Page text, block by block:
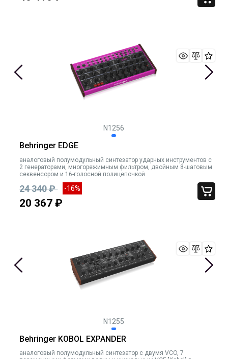
N1256
Behringer EDGE
аналоговый полумодульный синтезатор ударных инструментов с
2 генераторами, многорежимным фильтром, двойным 8-шаговым
секвенсором и 16-голосной полицепочкой
24 340 ₽ -16%
20 367 ₽
N1255
Behringer KOBOL EXPANDER
аналоговый полумодульный синтезатор с двумя VCO, 7